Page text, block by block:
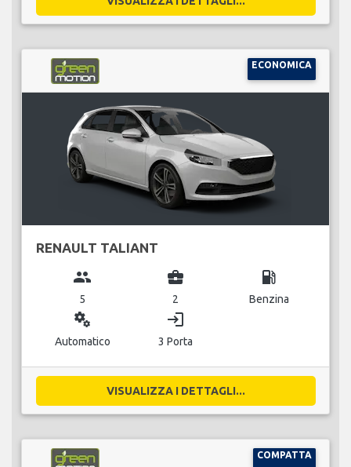
ECONOMICA
RENAULT TALIANT
group
5
business_center
2
local_gas_station
Benzina
miscellaneous_services
Automatico
login
3 Porta
VISUALIZZA I DETTAGLI...
COMPATTA